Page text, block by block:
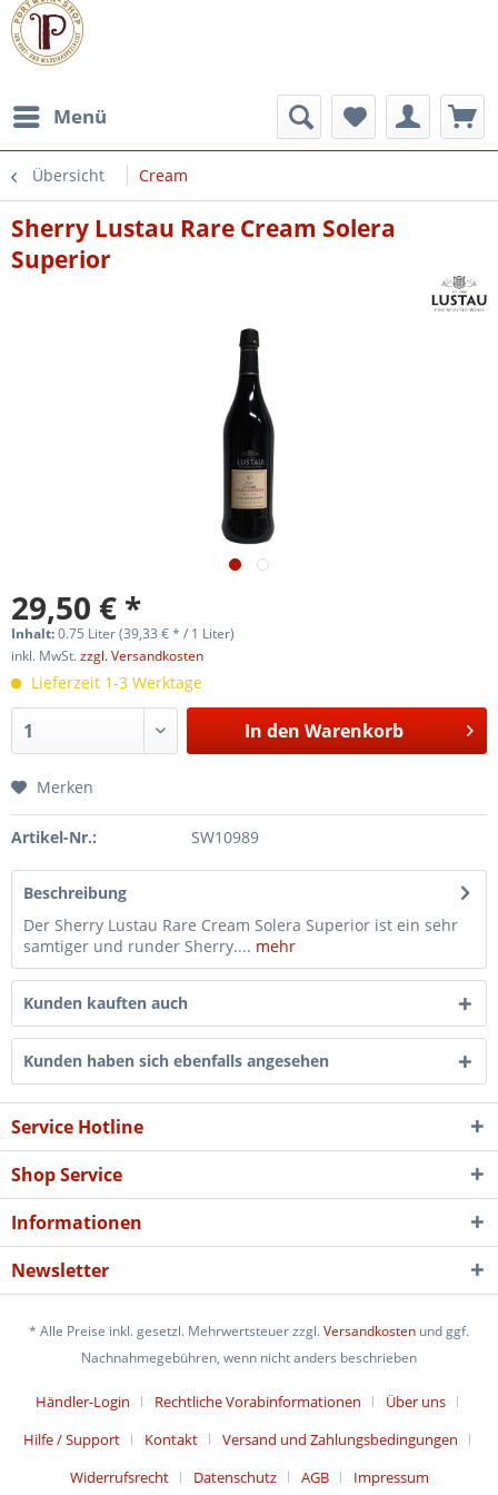
Menü
Übersicht Cream
Sherry Lustau Rare Cream Solera
Superior
29,50 € *
Inhalt:0.75 Liter (39,33 € * / 1 Liter)
inkl. MwSt.zzgl. Versandkosten
Lieferzeit 1-3 Werktage
In den Warenkorb
Merken
Artikel-Nr.: SW10989
Beschreibung
Der Sherry Lustau Rare Cream Solera Superior ist ein sehr
samtiger und runder Sherry.... mehr
Kunden kauften auch
Kunden haben sich ebenfalls angesehen
Service Hotline
Shop Service
Informationen
Newsletter
* Alle Preise inkl. gesetzl. Mehrwertsteuer zzgl.Versandkosten und ggf.
Nachnahmegebühren, wenn nicht anders beschrieben
Händler-Login Rechtliche Vorabinformationen
Über uns
Hilfe / Support
Kontakt
Versand und Zahlungsbedingungen
Widerrufsrecht
Datenschutz AGB Impressum